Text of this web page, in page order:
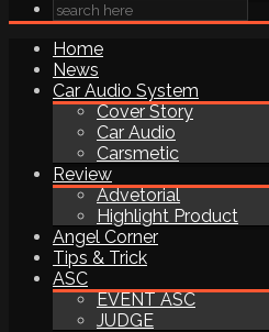
Home
News
Car Audio System
Cover Story
Car Audio
Carsmetic
Review
Advetorial
Highlight Product
Angel Corner
Tips & Trick
ASC
EVENT ASC
JUDGE